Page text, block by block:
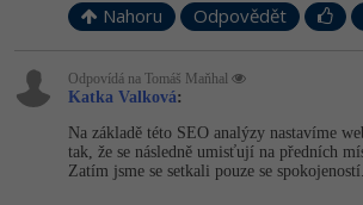
Nahoru Odpovědět
Odpovídá na Tomáš Maňhal
Katka Valková:
Na základě této SEO analýzy nastavíme
tak, že se následně umisťují na předních
Zatím jsme se setkali pouze se spokojeností.